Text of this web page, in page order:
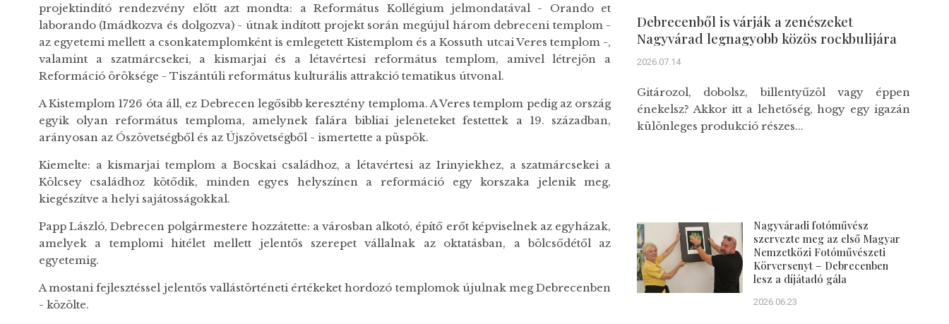
projektindító rendezvény előtt azt mondta: a Református Kollégium jelmondatával - Orando et
laborando (Imádkozva és dolgozva) - útnak indított projekt során megújul három debreceni templom -
az egyetemi mellett a csonkatemplomként is emlegetett Kistemplom és a Kossuth utcai Veres templom -,
valamint a szatmárcsekei, a kismarjai és a létavértesi református templom, amivel létrejön a
Reformáció öröksége - Tiszántúli református kulturális attrakció tematikus útvonal.
A Kistemplom 1726 óta áll, ez Debrecen legősibb keresztény temploma. A Veres templom pedig az ország
egyik olyan református temploma, amelynek falára bibliai jeleneteket festettek a 19. században,
arányosan az Ószövetségből és az Újszövetségből - ismertette a püspök.
Kiemelte: a kismarjai templom a Bocskai családhoz, a létavértesi az Irinyiekhez, a szatmárcsekei a
Kölcsey családhoz kötődik, minden egyes helyszínen a reformáció egy korszaka jelenik meg,
kiegészítve a helyi sajátosságokkal.
Papp László, Debrecen polgármestere hozzátette: a városban alkotó, építő erőt képviselnek az egyházak,
amelyek a templomi hitélet mellett jelentős szerepet vállalnak az oktatásban, a bölcsődétől az
egyetemig.
A mostani fejlesztéssel jelentős vallástörténeti értékeket hordozó templomok újulnak meg Debrecenben
- közölte.
Debrecenből is várják a zenészeket
Nagyvárad legnagyobb közös rockbulijára
2026.07.14
Gitározol, dobolsz, billentyűzöl vagy éppen
énekelsz? Akkor itt a lehetőség, hogy egy igazán
különleges produkció részes...
Nagyváradi fotóművész
szervezte meg az első Magyar
Nemzetközi Fotóművészeti
Körversenyt – Debrecenben
lesz a díjátadó gála
2026.06.23